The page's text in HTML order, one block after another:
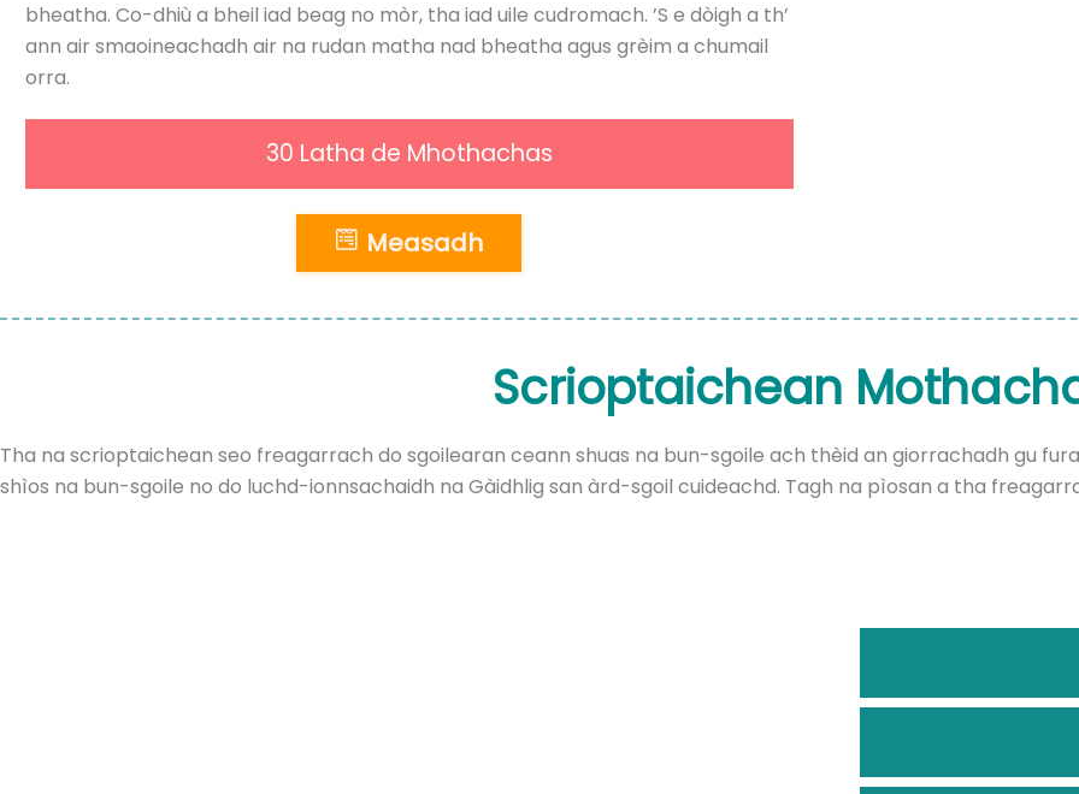
bheatha. Co-dhiù a bheil iad beag no mòr, tha iad uile cudromach. ’S e dòigh a th’
ann air smaoineachadh air na rudan matha nad bheatha agus grèim a chumail
orra.
30 Latha de Mhothachas
Measadh
Scrioptaichean
Tha na scrioptaichean seo freagarrach do sgoilearan ceann shuas na bun-sgoile ach thèid an giorrachadh gu
shìos na bun-sgoile no do luchd-ionnsachaidh na Gàidhlig san àrd-sgoil cuideachd. Tagh na pìosan a tha